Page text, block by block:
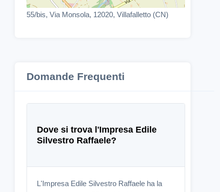
55/bis, Via Monsola, 12020, Villafalletto (CN)
Domande Frequenti
Dove si trova l'Impresa Edile
Silvestro Raffaele?
L'Impresa Edile Silvestro Raffaele ha la